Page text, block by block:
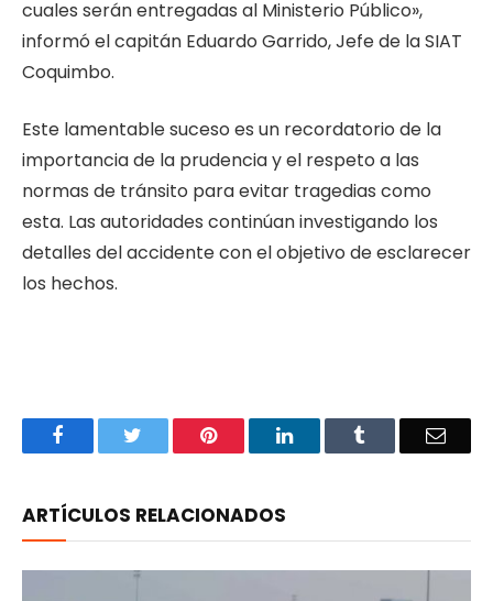
cuales serán entregadas al Ministerio Público»,
informó el capitán Eduardo Garrido, Jefe de la SIAT
Coquimbo.
Este lamentable suceso es un recordatorio de la
importancia de la prudencia y el respeto a las
normas de tránsito para evitar tragedias como
esta. Las autoridades continúan investigando los
detalles del accidente con el objetivo de esclarecer
los hechos.
Facebook Pinterest LinkedIn Email
ARTÍCULOS RELACIONADOS